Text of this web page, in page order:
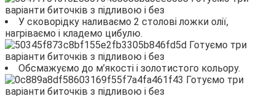
У сковорідку наливаємо 2 столові ложки олії,
нагріваємо і кладемо цибулю.
Обсмажуємо до м’якості і золотистого кольору.